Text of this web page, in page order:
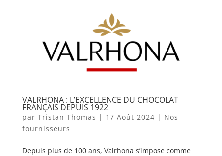
VALRHONA : L’EXCELLENCE DU CHOCOLAT
FRANÇAIS DEPUIS 1922
par Tristan Thomas | 17 Août 2024 | Nos
fournisseurs
Depuis plus de 100 ans, Valrhona s’impose comme